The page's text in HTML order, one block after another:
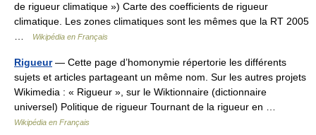
de rigueur climatique ») Carte des coefficients de rigueur
climatique. Les zones climatiques sont les mêmes que la RT 2005
Wikipédia en Français
Rigueur— Cette page d’homonymie répertorie les différents
sujets et articles partageant un même nom. Sur les autres projets
Wikimedia : « Rigueur », sur le Wiktionnaire (dictionnaire
universel) Politique de rigueur Tournant de la rigueur en …
Wikipédia en Français